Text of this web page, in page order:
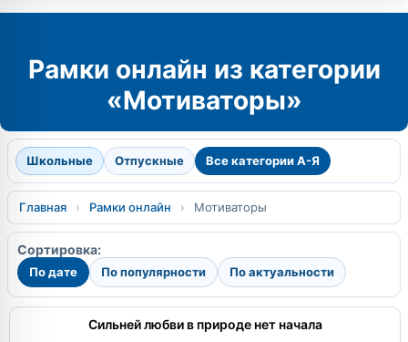
Рамки онлайн из категории
«Мотиваторы»
Школьные Отпускные Все категории А-Я
Главная › Рамки онлайн › Мотиваторы
Сортировка:
По дате По популярности По актуальности
Сильней любви в природе нет начала